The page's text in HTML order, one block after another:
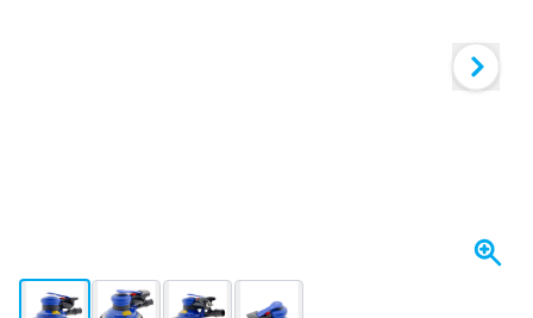
View larger imageView larger imageView larger image